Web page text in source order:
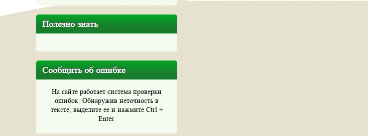
Полезно знать
Сообщить об ошибке
На сайте работает система проверки
ошибок. Обнаружив неточность в
тексте, выделите ее и нажмите Ctrl +
Enter.